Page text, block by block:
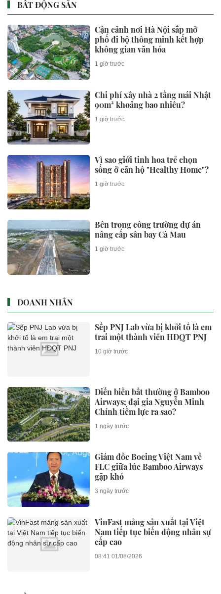
BẤT ĐỘNG SẢN
Cận cảnh nơi Hà Nội sắp mở
phố đi bộ thông minh kết hợp
không gian văn hóa
1 giờ trước
Chi phí xây nhà 2 tầng mái Nhật
90m² khoảng bao nhiêu?
1 giờ trước
Vì sao giới tinh hoa trẻ chọn
sống ở căn hộ "Healthy Home"?
1 giờ trước
Bên trong công trường dự án
nâng cấp sân bay Cà Mau
1 giờ trước
DOANH NHÂN
Sếp PNJ Lab vừa bị khởi tố là em
trai một thành viên HĐQT PNJ
10 giờ trước
Diễn biến bất thường ở Bamboo
Airways; đại gia Nguyễn Minh
Chính tiềm lực ra sao?
1 ngày trước
Giám đốc Boeing Việt Nam về
FLC giữa lúc Bamboo Airways
gặp khó
3 ngày trước
VinFast mảng sản xuất tại Việt
Nam tiếp tục biến động nhân sự
cấp cao
08:41 01/08/2026